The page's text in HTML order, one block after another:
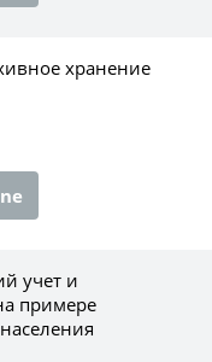
хранение
учет и
примере